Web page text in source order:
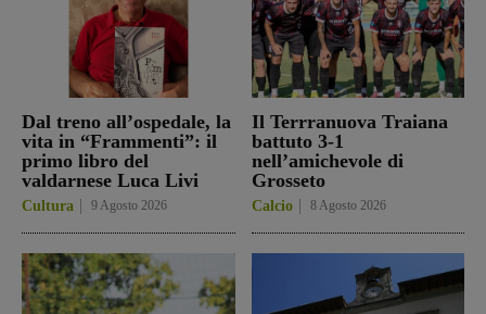
Dal treno all’ospedale, la
vita in “Frammenti”: il
primo libro del
valdarnese Luca Livi
Cultura 9 Agosto 2026
Il Terrranuova Traiana
battuto 3-1
nell’amichevole di
Grosseto
Calcio 8 Agosto 2026